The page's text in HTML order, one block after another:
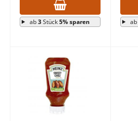
ab3Stück5% sparen ab